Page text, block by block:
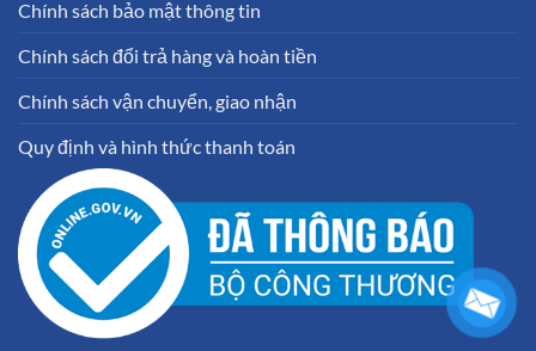
Chính sách bảo mật thông tin
Chính sách đổi trả hàng và hoàn tiền
Chính sách vận chuyển, giao nhận
Quy định và hình thức thanh toán